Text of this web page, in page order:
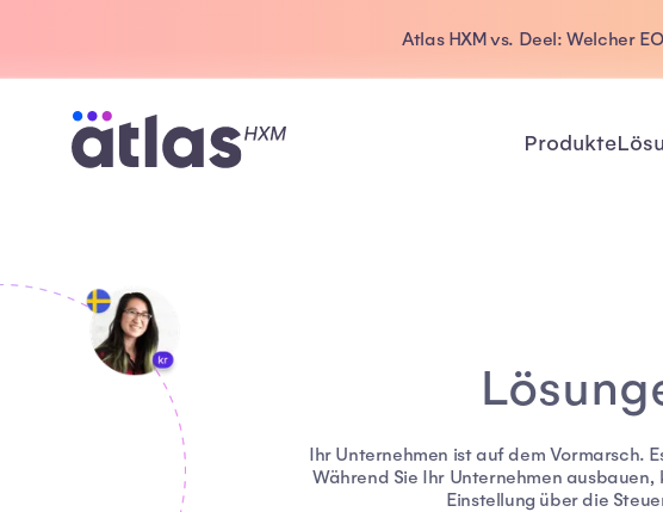
Atlas HXM vs. Deel: Welcher
Produkte
Ihr Unternehmen ist auf dem Vormarsch.
Während Sie Ihr Unternehmen
Einstellung über die